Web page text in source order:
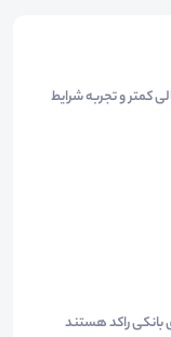
کمتر و تجربه شرایط
بانکی راکد هستند